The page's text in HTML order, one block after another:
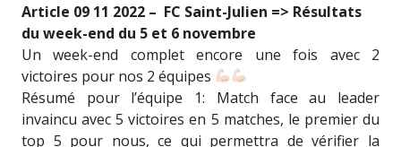
Article 09 11 2022 – FC Saint-Julien => Résultats
du week-end du 5 et 6 novembre
Un week-end complet encore une fois avec 2
victoires pour nos 2 équipes
Résumé pour l’équipe 1: Match face au leader
invaincu avec 5 victoires en 5 matches, le premier du
top 5 pour nous, ce qui permettra de vérifier la